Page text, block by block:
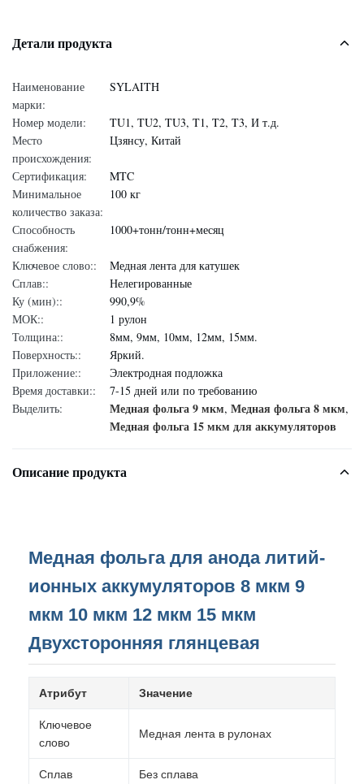
Детали продукта
Наименование
марки:
SYLAITH
Номер модели:
TU1, TU2, TU3, T1, T2, T3, И т.д.
Место
происхождения:
Цзянсу, Китай
Сертификация:
MTC
Минимальное
количество заказа:
100 кг
Способность
снабжения:
1000+тонн/тонн+месяц
Ключевое слово::
Медная лента для катушек
Сплав::
Нелегированные
Ку (мин)::
990,9%
МОК::
1 рулон
Толщина::
8мм, 9мм, 10мм, 12мм, 15мм.
Поверхность::
Яркий.
Приложение::
Электродная подложка
Время доставки::
7-15 дней или по требованию
Выделить:
Медная фольга 9 мкм, Медная фольга 8 мкм,
Медная фольга 15 мкм для аккумуляторов
Описание продукта
Медная фольга для анода литий-
ионных аккумуляторов 8 мкм 9
мкм 10 мкм 12 мкм 15 мкм
Двухсторонняя глянцевая
Атрибут Значение
Ключевое
слово
Медная лента в рулонах
Сплав Без сплава